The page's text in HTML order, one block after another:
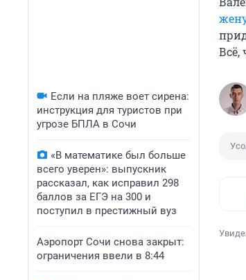
Если на пляже воет сирена:
инструкция для туристов при
угрозе БПЛА в Сочи
«В математике был больше
всего уверен»: выпускник
рассказал, как исправил 298
баллов за ЕГЭ на 300 и
поступил в престижный вуз
Аэропорт Сочи снова закрыт:
ограничения ввели в 8:44
Всё,